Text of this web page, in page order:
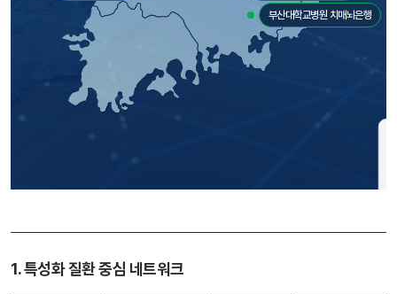
부산대학교병원 치매뇌은행
1. 특성화 질환 중심 네트워크